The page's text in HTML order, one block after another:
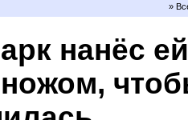
»
нанёс ей